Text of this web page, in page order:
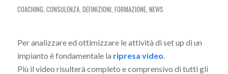
COACHING, CONSULENZA, DEFINIZIONI, FORMAZIONE, NEWS
Per analizzare ed ottimizzare le attività di set up di un
impianto è fondamentale la ripresa video
Più il video risulterà completo e comprensivo di tutti gli